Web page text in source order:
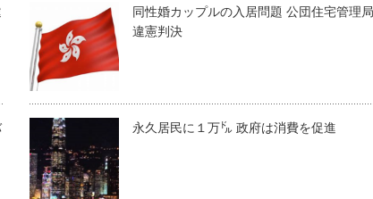
同性婚カップルの入居問題 公団住宅管理
違憲判決
永久居民に１万㌦ 政府は消費を促進